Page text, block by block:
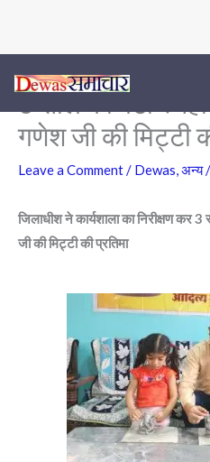
content
जिलाधीश ने
3 साल की बेटी स्नेहा
गणेश जी की
Leave a Comment/ Dewas,अन्य/
जिलाधीश ने कार्यशाला का निरीक्षण कर3
जी की मिट्टी की प्रतिमा